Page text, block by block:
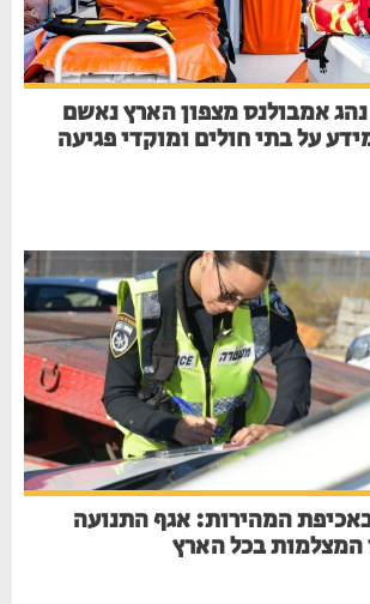
אמבולנס מצפון הארץ נאשם
על בתי חולים ומוקדי פגיעה
המהירות: אגף התנועה
בכל הארץ